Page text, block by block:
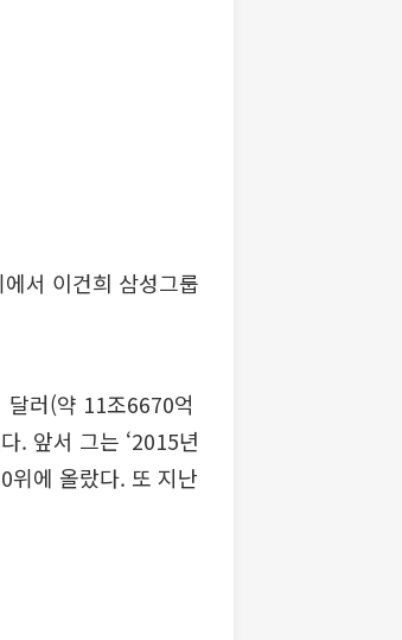
서 이건희 삼성그룹
러(약 11조6670억
. 앞서 그는 ‘2015년
위에 올랐다. 또 지난